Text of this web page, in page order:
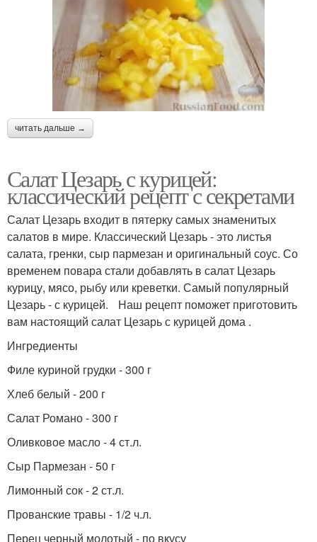
читать дальше →
Салат Цезарь с курицей:
классический рецепт с секретами
Салат Цезарь входит в пятерку самых знаменитых
салатов в мире. Классический Цезарь - это листья
салата, гренки, сыр пармезан и оригинальный соус. Со
временем повара стали добавлять в салат Цезарь
курицу, мясо, рыбу или креветки. Самый популярный
Цезарь - с курицей. Наш рецепт поможет приготовить
вам настоящий салат Цезарь с курицей дома .
Ингредиенты
Филе куриной грудки - 300 г
Хлеб белый - 200 г
Салат Романо - 300 г
Оливковое масло - 4 ст.л.
Сыр Пармезан - 50 г
Лимонный сок - 2 ст.л.
Прованские травы - 1/2 ч.л.
Перец черный молотый - по вкусу